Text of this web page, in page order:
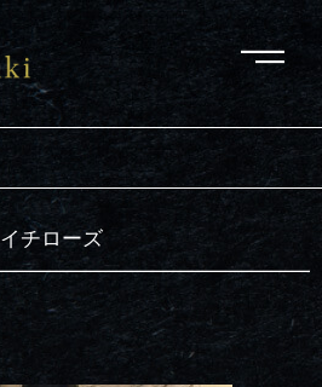
イチローズ